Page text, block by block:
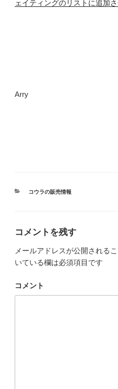
ェイティングのリストに追加
Arry
カ
ー
コウラの販売情報
コメントを残す
メールアドレスが公開される
いている欄は必須項目です
コメント